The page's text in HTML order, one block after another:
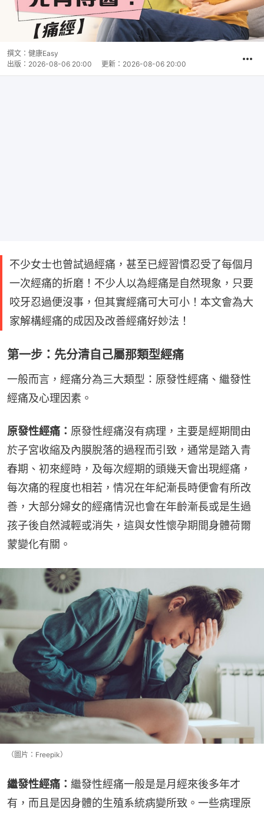
撰文： 健康Easy
出版： 2026-08-06 20:00 更新： 2026-08-06 20:00
不少女士也曾試過經痛，甚至已經習慣忍受了每個月
一次經痛的折磨！不少人以為經痛是自然現象，只要
咬牙忍過便沒事，但其實經痛可大可小！本文會為大
家解構經痛的成因及改善經痛好妙法！
第一步：先分清自己屬那類型經痛
一般而言，經痛分為三大類型：原發性經痛、繼發性
經痛及心理因素。
原發性經痛： 原發性經痛沒有病理，主要是經期間由
於子宮收縮及內膜脫落的過程而引致，通常是踏入青
春期、初來經時，及每次經期的頭幾天會出現經痛，
每次痛的程度也相若，情况在年紀漸長時便會有所改
善，大部分婦女的經痛情況也會在年齡漸長或是生過
孩子後自然減輕或消失，這與女性懷孕期間身體荷爾
蒙變化有關。
（圖片：Freepik）
繼發性經痛： 繼發性經痛一般是是月經來後多年才
有，而且是因身體的生殖系統病變所致。一些病理原